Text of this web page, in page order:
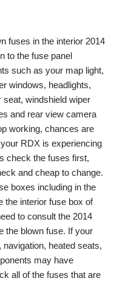
fuses in the interior 2014
to the fuse panel
such as your map light,
windows, headlights,
seat, windshield wiper
and rear view camera
working, chances are
RDX is experiencing
check the fuses first,
and cheap to change.
boxes including in the
interior fuse box of
to consult the 2014
the blown fuse. If your
heated seats,
may have
all of the fuses that are